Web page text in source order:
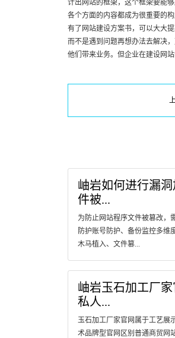
计出网站的框架，这个框架要能够
各个方面的内容都成为很重要的
有了网站建设方案书，可以大大
而不是遇到问题再想办法去解决
他们带来业务。但企业在建设网
岫岩如何进行漏
件被...
为防止网站程序文件被篡改，
防护账号防护、备份监控多维
木马植入、文件篡...
岫岩玉石加工厂
私人...
玉石加工厂家官网属于工艺展
术品牌型官网区别普通商贸网